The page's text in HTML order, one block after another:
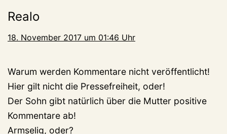
Realo
18. November 2017 um 01:46 Uhr
Warum werden Kommentare nicht veröffentlicht!
Hier gilt nicht die Pressefreiheit, oder!
Der Sohn gibt natürlich über die Mutter positive
Kommentare ab!
Armselig, oder?